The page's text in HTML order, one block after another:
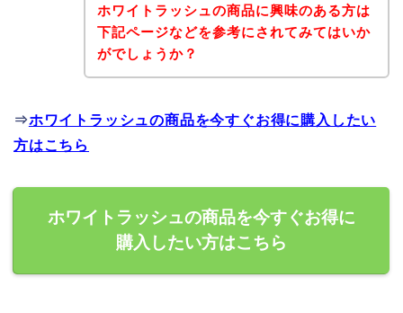
ホワイトラッシュの商品に興味のある方は
下記ページなどを参考にされてみてはいか
がでしょうか？
⇒ホワイトラッシュの商品を今すぐお得に購入したい
方はこちら
ホワイトラッシュの商品を今すぐお得に
購入したい方はこちら